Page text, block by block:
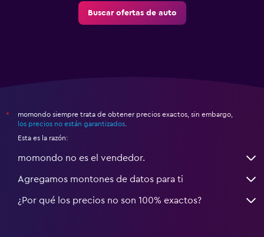
Buscar ofertas de auto
*
momondo siempre trata de obtener precios exactos, sin embargo,
los precios no están garantizados.
Esta es la razón:
momondo no es el vendedor.
Agregamos montones de datos para ti
¿Por qué los precios no son 100% exactos?